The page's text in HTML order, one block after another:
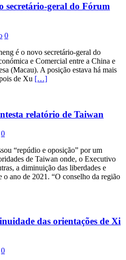
secretário-geral do Fórum
0
é o novo secretário-geral do
e Comercial entre a China e
(Macau). A posição estava há mais
de Xu […]
relatório de Taiwan
0
“repúdio e oposição” por um
de Taiwan onde, o Executivo
a diminuição das liberdades e
o ano de 2021. “O conselho da região
das orientações de Xi
0